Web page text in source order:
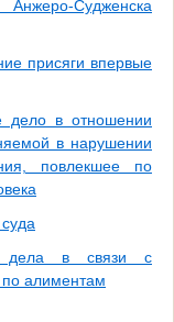
Судженска
присяги впервые
дело в отношении
в нарушении
повлекшее по
дела в связи с
алиментам